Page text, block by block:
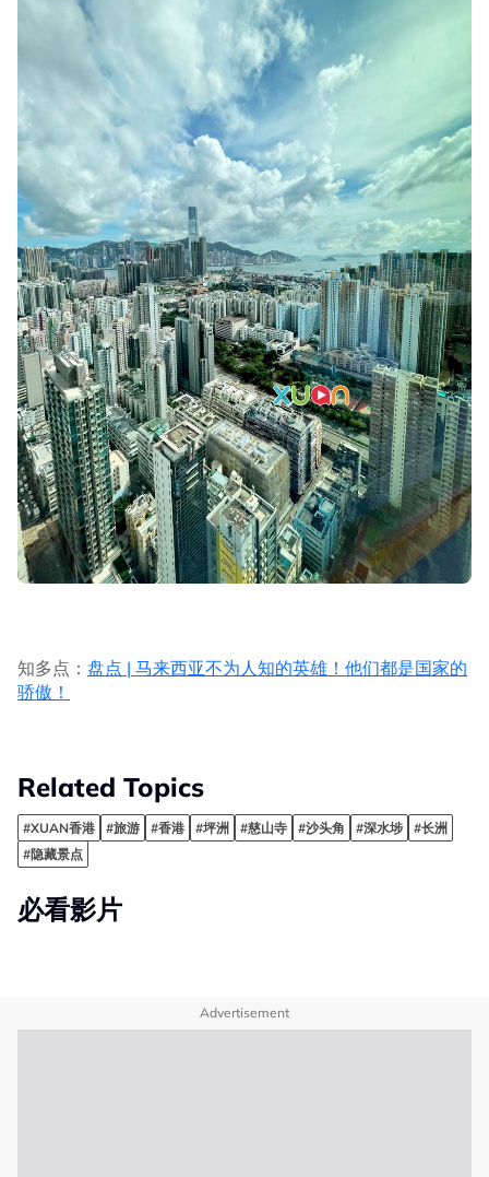
知多点： 盘点 | 马来西亚不为人知的英雄！他们都是国家的
骄傲！
Related Topics
#XUAN香港 #旅游 #香港 #坪洲 #慈山寺 #沙头角 #深水埗
#长洲
#隐藏景点
必看影片
Advertisement